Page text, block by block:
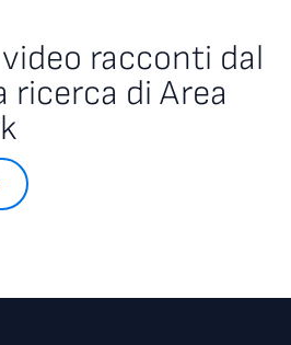
racconti dal
ricerca di Area